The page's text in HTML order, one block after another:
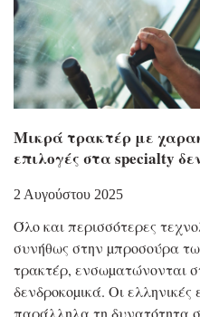
Μικρά τρακτέρ με
επιλογές στα specialty
2 Αυγούστου 2025
Όλο και περισσότερες
συνήθως στην µπροσούρα
τρακτέρ, ενσωµατώνονται
δενδροκοµικά. Οι ελληνικές
παράλληλα τη δυνατότητα